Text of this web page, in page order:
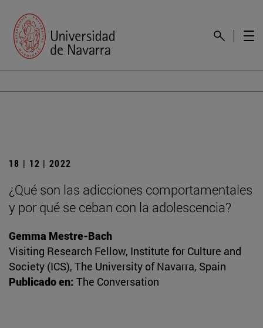
18 | 12 | 2022
¿Qué son las adicciones comportamentales
y por qué se ceban con la adolescencia?
Gemma Mestre-Bach
Visiting Research Fellow, Institute for Culture and
Society (ICS), The University of Navarra, Spain
Publicado en: The Conversation